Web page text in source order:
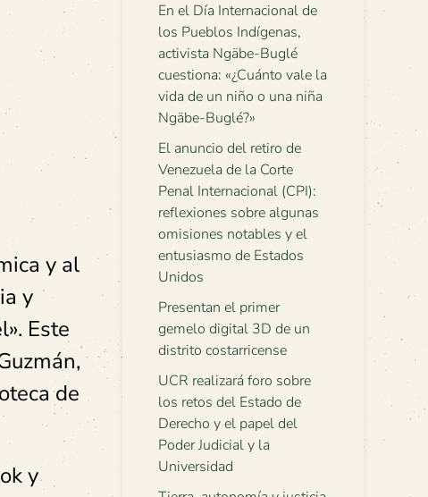
y al
y
Este
de
y
En el Día Internacional de
los Pueblos Indígenas,
activista Ngäbe-Buglé
cuestiona: «¿Cuánto vale la
vida de un niño o una niña
Ngäbe-Buglé?»
El anuncio del retiro de
Venezuela de la Corte
Penal Internacional (CPI):
reflexiones sobre algunas
omisiones notables y el
entusiasmo de Estados
Unidos
Presentan el primer
gemelo digital 3D de un
distrito costarricense
UCR realizará foro sobre
los retos del Estado de
Derecho y el papel del
Poder Judicial y la
Universidad